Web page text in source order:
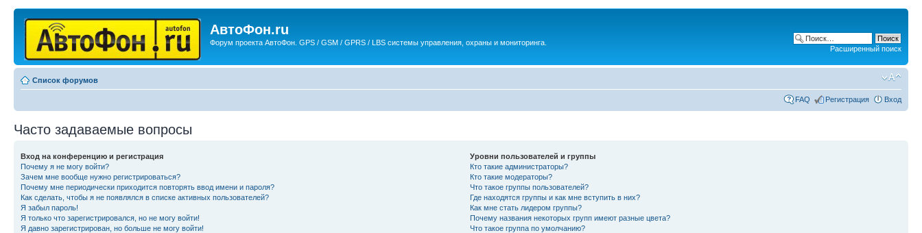
АвтоФон.ru
Форум проекта АвтоФон. GPS / GSM / GPRS / LBS системы управления, охраны и мониторинга.
Расширенный поиск
Список форумов
FAQ Регистрация Вход
Часто задаваемые вопросы
Вход на конференцию и регистрация
Почему я не могу войти?
Зачем мне вообще нужно регистрироваться?
Почему мне периодически приходится повторять ввод имени и пароля?
Как сделать, чтобы я не появлялся в списке активных пользователей?
Я забыл пароль!
Я только что зарегистрировался, но не могу войти!
Я давно зарегистрирован, но больше не могу войти!
Уровни пользователей и группы
Кто такие администраторы?
Кто такие модераторы?
Что такое группы пользователей?
Где находятся группы и как мне вступить в них?
Как мне стать лидером группы?
Почему названия некоторых групп имеют разные цвета?
Что такое группа по умолчанию?